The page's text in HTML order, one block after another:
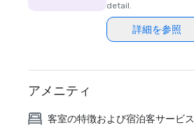
detail.
詳細を参照
アメニティ
客室の特徴および宿泊客サービス